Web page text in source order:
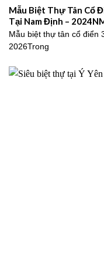
Mẫu Biệt Thự Tân Cổ
Tại Nam Định –
Mẫu biệt thự tân cổ điển
2026Trong